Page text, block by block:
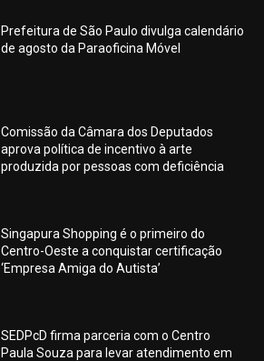
Prefeitura de São Paulo divulga calendário
de agosto da Paraoficina Móvel
Comissão da Câmara dos Deputados
aprova política de incentivo à arte
produzida por pessoas com deficiência
Singapura Shopping é o primeiro do
Centro-Oeste a conquistar certificação
‘Empresa Amiga do Autista’
SEDPcD firma parceria com o Centro
Paula Souza para levar atendimento em